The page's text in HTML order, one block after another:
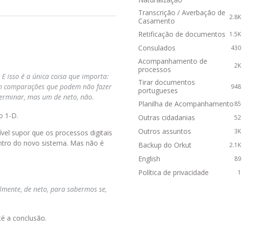
isso é a única coisa que importa:
que podem não fazer
mas um de neto, não.
1-D.
supor que os processos digitais
do novo sistema. Mas não é
de neto, para sabermos se,
a conclusão.
2.8K
Transcrição / Averbação de
Casamento
1.5K
Retificação de documentos
430
Consulados
2K
Acompanhamento de
processos
948
Tirar documentos
portugueses
85
Planilha de Acompanhamento
52
Outras cidadanias
3K
Outros assuntos
2.1K
Backup do Orkut
89
English
1
Política de privacidade